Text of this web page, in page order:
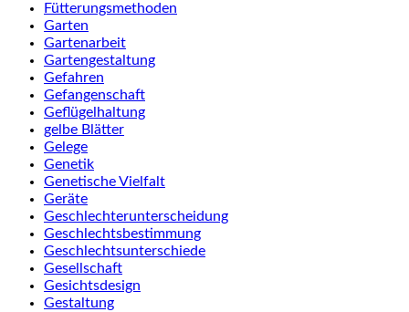
Fütterungsmethoden
Garten
Gartenarbeit
Gartengestaltung
Gefahren
Gefangenschaft
Geflügelhaltung
gelbe Blätter
Gelege
Genetik
Genetische Vielfalt
Geräte
Geschlechterunterscheidung
Geschlechtsbestimmung
Geschlechtsunterschiede
Gesellschaft
Gesichtsdesign
Gestaltung